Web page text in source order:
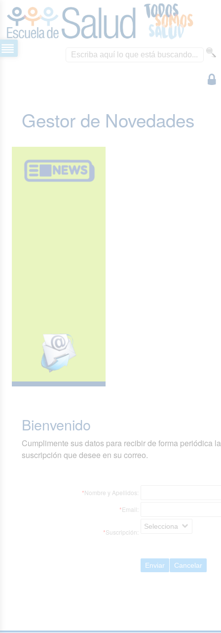
Gestor de Novedades
Bienvenido
Cumplimente sus datos para recibir de forma periódica
suscripción que desee en su correo.
*Nombre y Apellidos:
*Email:
*Suscripción:
Selecciona
Enviar Cancelar